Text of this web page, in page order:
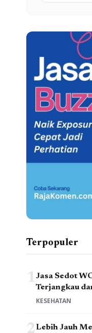
Terpopuler
1Jasa Sedot
Terjangkau
KESEHATAN
2Lebih Jauh